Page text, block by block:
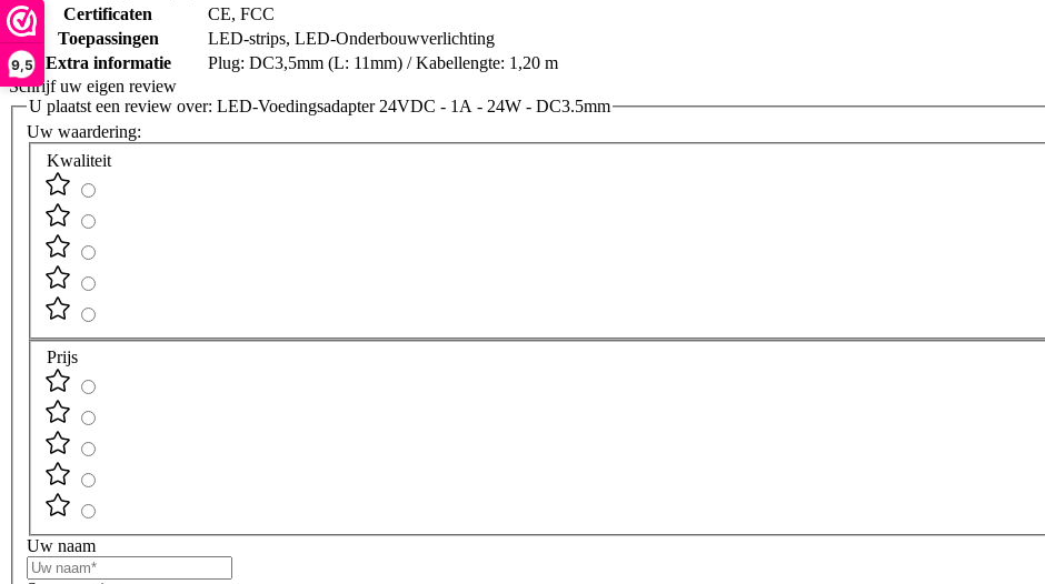
9,5
Certificaten
CE, FCC
Toepassingen
LED-strips, LED-Onderbouwverlichting
Extra informatie
Plug: DC3,5mm (L: 11mm) / Kabellengte: 1,20 m
Schrijf uw eigen review
U plaatst een review over: LED-Voedingsadapter 24VDC - 1A - 24W - DC3.5mm
Uw waardering:
Kwaliteit
Prijs
Uw naam